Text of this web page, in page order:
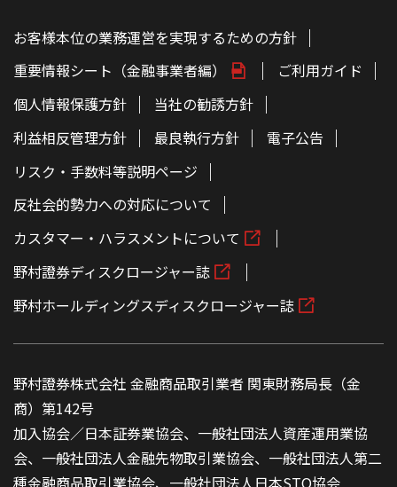
お客様本位の業務運営を実現するための方針
重要情報シート（金融事業者編）
ご利用ガイド
個人情報保護方針
当社の勧誘方針
利益相反管理方針
最良執行方針
電子公告
リスク・手数料等説明ページ
反社会的勢力への対応について
カスタマー・ハラスメントについて
野村證券ディスクロージャー誌
野村ホールディングスディスクロージャー誌
野村證券株式会社 金融商品取引業者 関東財務局長（金
商）第142号
加入協会／日本証券業協会、一般社団法人資産運用業協
会、一般社団法人金融先物取引業協会、一般社団法人第二